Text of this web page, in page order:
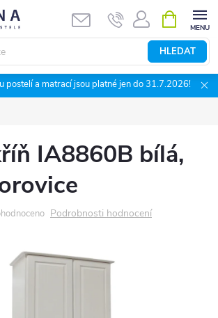
HLEDAT
NÁKUPNÍ
KOŠÍK
postelí a matrací jsou platné jen do 31.7.2026!
IA8860B bílá,
Podrobnosti hodnocení